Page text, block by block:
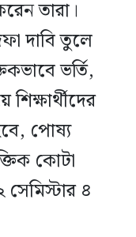
তারা।
দাবি তুলে
ভর্তি,
পোষ্য
কোটা
৪